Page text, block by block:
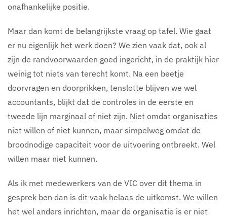
onafhankelijke positie.
Maar dan komt de belangrijkste vraag op tafel. Wie gaat
er nu eigenlijk het werk doen? We zien vaak dat, ook al
zijn de randvoorwaarden goed ingericht, in de praktijk hier
weinig tot niets van terecht komt. Na een beetje
doorvragen en doorprikken, tenslotte blijven we wel
accountants, blijkt dat de controles in de eerste en
tweede lijn marginaal of niet zijn. Niet omdat organisaties
niet willen of niet kunnen, maar simpelweg omdat de
broodnodige capaciteit voor de uitvoering ontbreekt. Wel
willen maar niet kunnen.
Als ik met medewerkers van de VIC over dit thema in
gesprek ben dan is dit vaak helaas de uitkomst. We willen
het wel anders inrichten, maar de organisatie is er niet